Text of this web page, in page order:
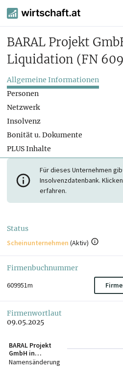
BARAL Projekt
Liquidation (FN
Allgemeine Informationen
Personen
Netzwerk
Insolvenz
Bonität u. Dokumente
PLUS Inhalte
Für dieses Unternehmen
Insolvenzdatenbank.
erfahren.
Status
Scheinunternehmen (Aktiv)
Firmenbuchnummer
609951m
Firmenwortlaut
09.05.2025
BARAL Projekt
GmbH in
Liquidation
Namensänderung